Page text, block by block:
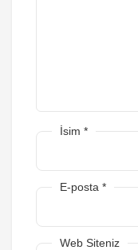
İsim *
E-posta *
Web Siteniz